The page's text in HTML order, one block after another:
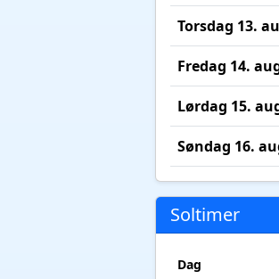
Torsdag 13.
Fredag 14.
Lørdag 15.
Søndag 16.
Soltimer
Dag